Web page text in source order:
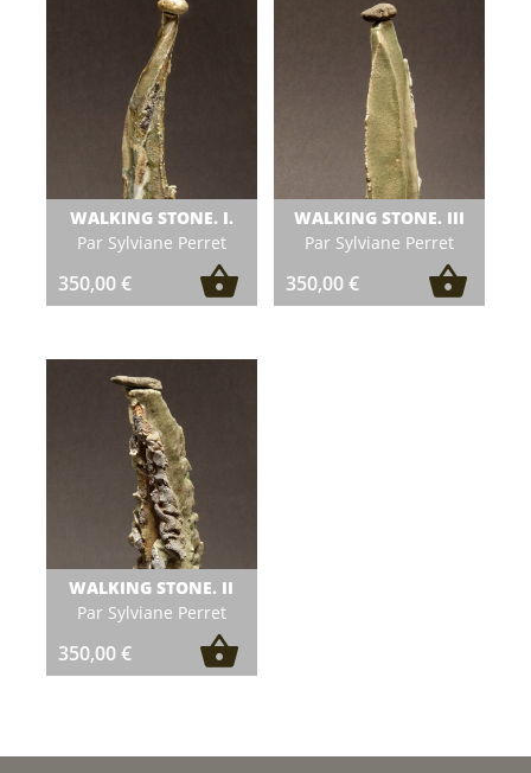
WALKING STONE. I.
Par Sylviane Perret
350,00€
WALKING STONE. III
Par Sylviane Perret
350,00€
WALKING STONE. II
Par Sylviane Perret
350,00€